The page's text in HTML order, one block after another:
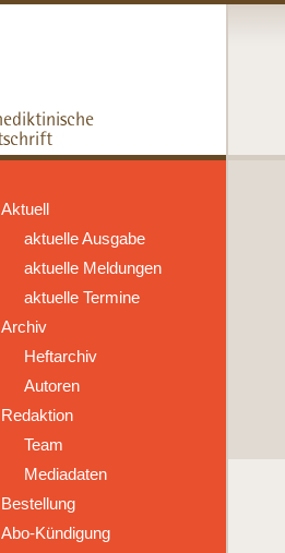
Aktuell
aktuelle Ausgabe
aktuelle Meldungen
aktuelle Termine
Archiv
Heftarchiv
Autoren
Redaktion
Team
Mediadaten
Bestellung
Abo-Kündigung